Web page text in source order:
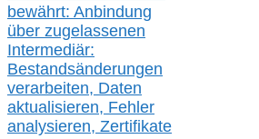
bewährt: Anbindung
über zugelassenen
Intermediär:
Bestandsänderungen
verarbeiten, Daten
aktualisieren, Fehler
analysieren, Zertifikate